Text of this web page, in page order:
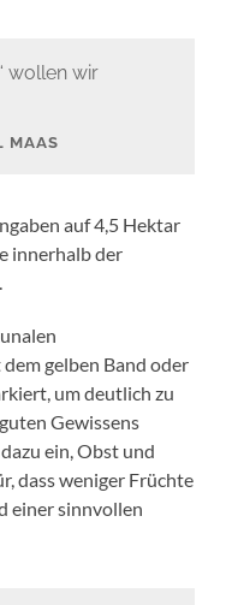
wollen wir
MAAS
auf 4,5 Hektar
innerhalb der
gelben Band oder
um deutlich zu
Gewissens
ein, Obst und
dass weniger Früchte
einer sinnvollen